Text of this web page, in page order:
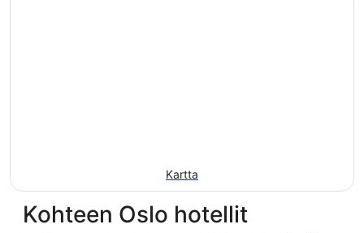
Kartta
Kohteen Oslo hotellit